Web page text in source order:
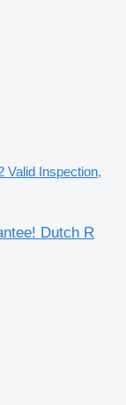
Valid Inspection,
Dutch R